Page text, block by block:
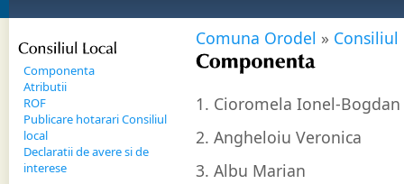
Consiliul Local
Componenta
Atributii
ROF
Publicare hotarari Consiliul
local
Declaratii de avere si de
interese
Comuna Orodel » Consiliul
Componenta
1. Cioromela Ionel-Bogdan
2. Angheloiu Veronica
3. Albu Marian